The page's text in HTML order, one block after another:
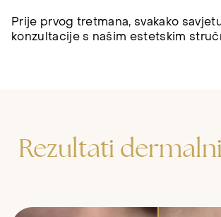
Prije prvog tretmana, svakako
konzultacije s našim estetskim
Rezultati